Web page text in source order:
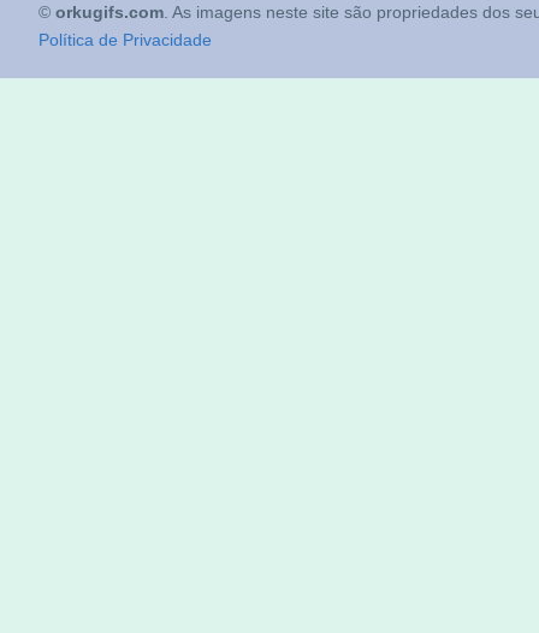
© orkugifs.com . As imagens neste site são propriedades dos
Política de Privacidade